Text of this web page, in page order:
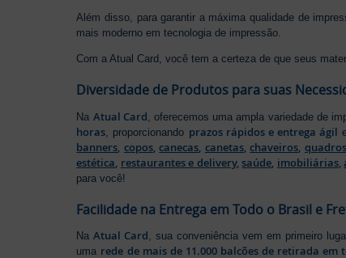
Além disso, para garantir a máxima qualidade de
mais moderno em tecnologia de impressão.
Com a Atual Card, você tem a certeza de que seus
Diversidade de Produtos para suas
Na Atual Card , oferecemos uma ampla variedade de
horas , proporcionando prazos rápidos e entrega ágil
banners, copos,canecas, canetas,chaveiros, quadros
estética, restaurantes e delivery, saúde, imobiliárias,
para você!
Facilidade na Entrega em Todo o Brasil e
NaAtual Card, sua conveniência vem em primeiro
uma rede de mais de 11.000 balcões de retirada em